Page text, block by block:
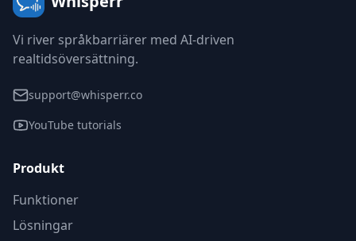
Vi river språkbarriärer med AI-driven
realtidsöversättning.
support@whisperr.co
YouTube tutorials
Produkt
Funktioner
Lösningar